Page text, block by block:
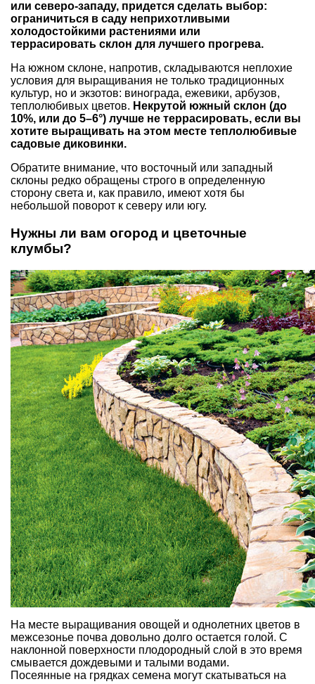
или северо-западу, придется сделать выбор:
ограничиться в саду неприхотливыми
холодостойкими растениями или
террасировать склон для лучшего прогрева.
На южном склоне, напротив, складываются неплохие
условия для выращивания не только традиционных
культур, но и экзотов: винограда, ежевики, арбузов,
теплолюбивых цветов. Некрутой южный склон (до
10%, или до 5–6°) лучше не террасировать, если вы
хотите выращивать на этом месте теплолюбивые
садовые диковинки.
Обратите внимание, что восточный или западный
склоны редко обращены строго в определенную
сторону света и, как правило, имеют хотя бы
небольшой поворот к северу или югу.
Нужны ли вам огород и цветочные
клумбы?
На месте выращивания овощей и однолетних цветов в
межсезонье почва довольно долго остается голой. С
наклонной поверхности плодородный слой в это время
смывается дождевыми и талыми водами.
Посеянные на грядках семена могут скатываться на